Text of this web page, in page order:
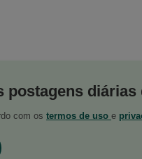
postagens
com os termos de uso e